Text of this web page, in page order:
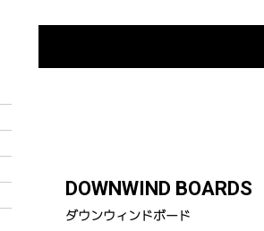
DOWNWIND BOARDS
ダウンウィンドボード